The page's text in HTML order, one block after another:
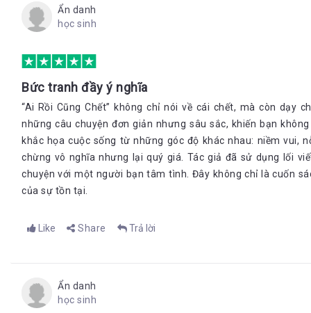
Ẩn danh
học sinh
Bức tranh đầy ý nghĩa
“Ai Rồi Cũng Chết” không chỉ nói về cái chết, mà còn dạy
những câu chuyện đơn giản nhưng sâu sắc, khiến bạn
khắc họa cuộc sống từ những góc độ khác nhau: niềm vui,
chừng vô nghĩa nhưng lại quý giá. Tác giả đã sử dụng lối
chuyện với một người bạn tâm tình. Đây không chỉ là cuốn
của sự tồn tại.
Like Share Trả lời
Ẩn danh
học sinh